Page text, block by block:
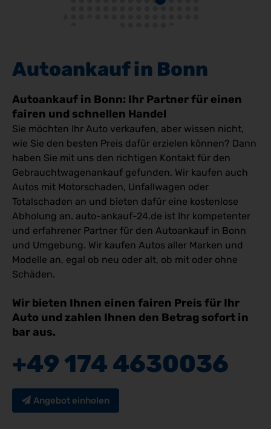
Autoankauf in Bonn
Autoankauf in Bonn: Ihr Partner für einen
fairen und schnellen Handel
Sie möchten Ihr Auto verkaufen, aber wissen nicht,
wie Sie den besten Preis dafür erzielen können? Dann
haben Sie mit uns den richtigen Kontakt für den
Gebrauchtwagenankauf gefunden. Wir kaufen auch
Autos mit Motorschaden, Unfallwagen oder
Totalschaden an und bieten dafür eine kostenlose
Abholung an. auto-ankauf-24.de ist Ihr kompetenter
und erfahrener Partner für den Autoankauf in Bonn
und Umgebung. Wir kaufen Autos aller Marken und
Modelle an, egal ob neu oder alt, ob mit oder ohne
Schäden.
Wir bieten Ihnen einen fairen Preis für Ihr
Auto und zahlen Ihnen den Betrag sofort in
bar aus.
+49 174 4630036
Angebot einholen